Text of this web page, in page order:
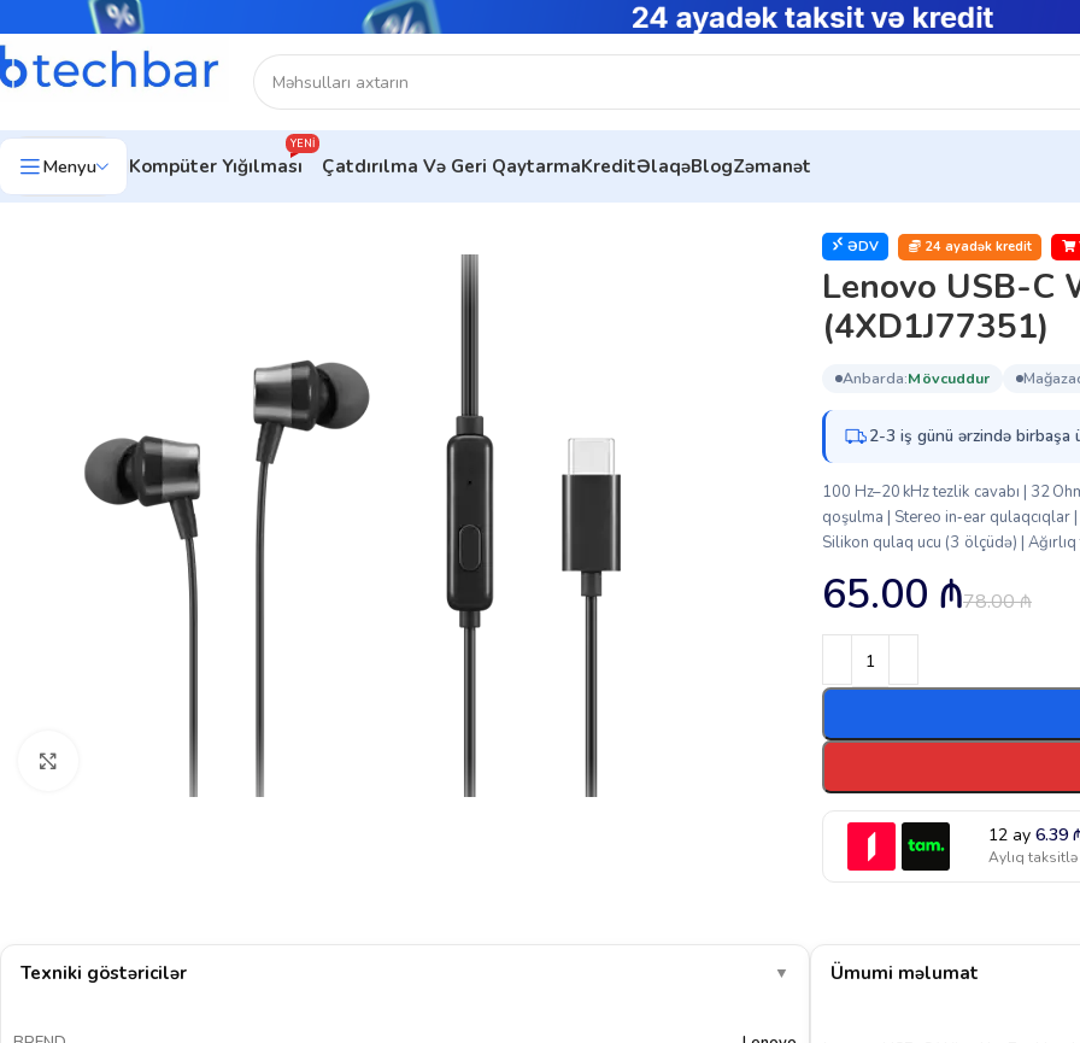
Menyu Kompüter Yığılması
YENI
Çatdırılma Və Geri QaytarmaKreditƏlaqəBlogZəmanət
Ev Kompüter aksesuarları
ƏDV 24 ayadək kredit
Lenovo USB-C
(4XD1J77351)
anbarda: mövcuddur
2-3 iş günü ərzində birbaşa
100 Hz–20 kHz tezlik cavabı | 32
qoşulma | Stereo in‑ear
Silikon qulaq ucu (3 ölçüdə) |
78.00₼
65.00 ₼
12 ay6.39
Aylıq
Texniki göstəricilər ▼ Ümumi məlumat